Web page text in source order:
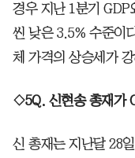
경우 지난 1분기
씬 낮은 3.5% 수준이
체 가격의 상승세가
◇5Q. 신현송 총재가
신 총재는 지난달 28